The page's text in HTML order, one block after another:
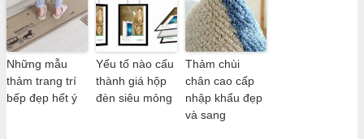
Những mẫu
thảm trang trí
bếp đẹp hết ý
Yếu tố nào cấu
thành giá hộp
đèn siêu mỏng
Thảm chùi
chân cao cấp
nhập khẩu đẹp
và sang